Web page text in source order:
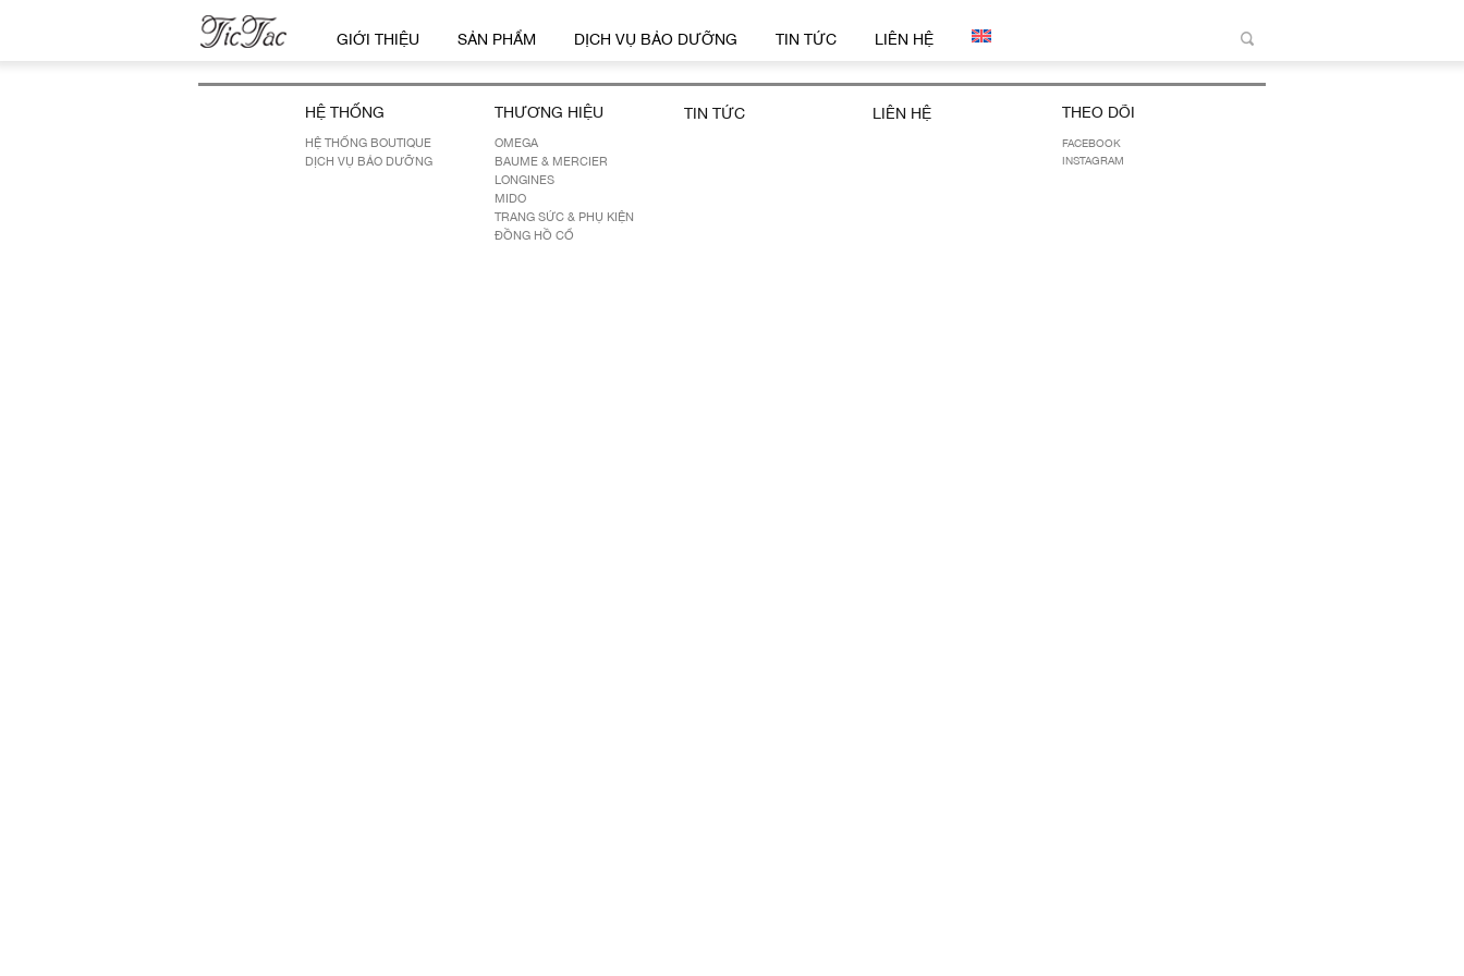
GIỚI THIỆU SẢN PHẨM DỊCH VỤ BẢO DƯỠNG TIN TỨC LIÊN HỆ
HỆ THỐNG
HỆ THỐNG BOUTIQUE
DỊCH VỤ BẢO DƯỠNG
THƯƠNG HIỆU
OMEGA
BAUME & MERCIER
LONGINES
MIDO
TRANG SỨC & PHỤ KIỆN
ĐỒNG HỒ CỔ
TIN TỨC LIÊN HỆ THEO DÕI
FACEBOOK
INSTAGRAM